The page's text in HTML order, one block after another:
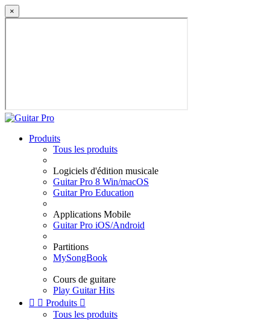
×
Produits
Tous les produits
Logiciels d'édition musicale
Guitar Pro 8 Win/macOS
Guitar Pro Education
Applications Mobile
Guitar Pro iOS/Android
Partitions
MySongBook
Cours de guitare
Play Guitar Hits
  Produits 
Tous les produits